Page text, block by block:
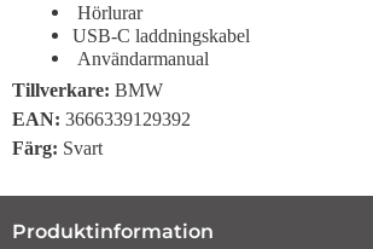
Hörlurar
USB-C laddningskabel
Användarmanual
Tillverkare: BMW
EAN: 3666339129392
Färg: Svart
Produktinformation